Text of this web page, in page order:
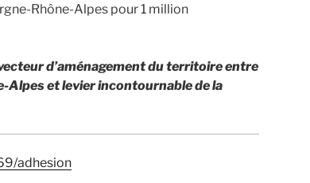
Rhône-Alpes pour 1 million
d’aménagement du territoire entre
Alpes et levier incontournable de la
adhesion